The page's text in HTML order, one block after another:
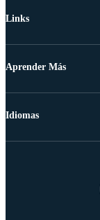
Links
Aprender Más
Idiomas